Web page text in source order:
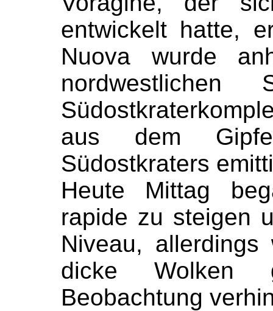
entwickelt hatte,
Nuova wurde
aus dem
Südostkraters
Heute Mittag
rapide zu steigen
Niveau,
dicke Wolken
Beobachtung